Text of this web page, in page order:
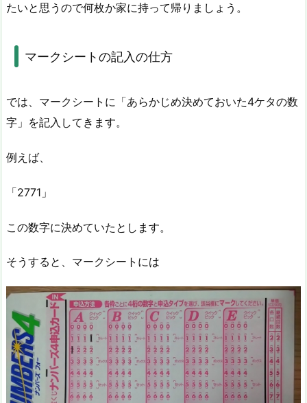
たいと思うので何枚か家に持って帰りましょう。
マークシートの記入の仕方
では、マークシートに「あらかじめ決めておいた4ケタの数
字」を記入してきます。
例えば、
「2771」
この数字に決めていたとします。
そうすると、マークシートには